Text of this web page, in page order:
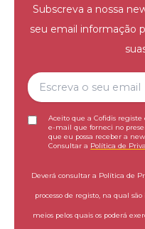
Subscreva a nossa
seu email informação
Aceito que a Cofidis
e-mail que forneci no
que eu possa receber a
Consultar a Política de
Deverá consultar a Política de
processo de registo, na qual
meios pelos quais os poderá